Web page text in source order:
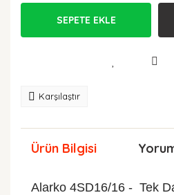
SEPETE EKLE
Karşılaştır
Ürün Bilgisi
Alarko 4SD16/16 - Tek